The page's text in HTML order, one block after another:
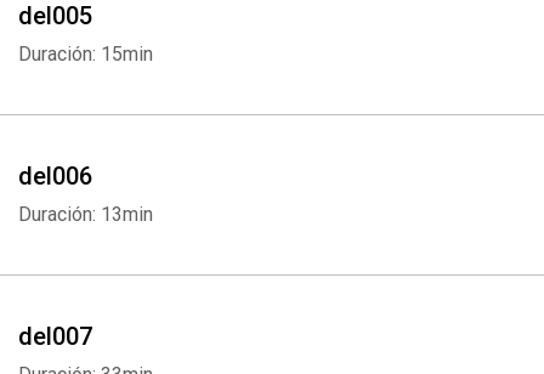
del005
Duración: 15min
del006
Duración: 13min
del007